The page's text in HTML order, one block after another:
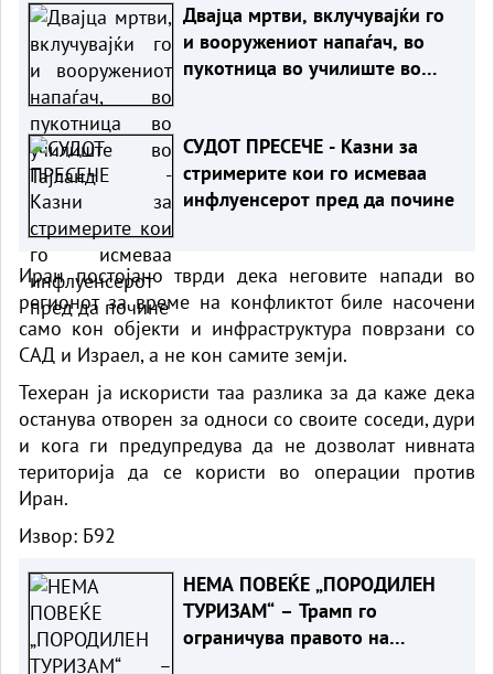
Двајца мртви, вклучувајќи го
и вооружениот напаѓач, во
пукотница во училиште во
СУДОТ ПРЕСЕЧЕ - Казни за
стримерите кои го исмеваа
инфлуенсерот пред да почине
Иран постојано тврди дека неговите напади во
регионот за време на конфликтот биле насочени
само кон објекти и инфраструктура поврзани со
САД и Израел, а не кон самите земји.
Техеран ја искористи таа разлика за да каже дека
останува отворен за односи со своите соседи, дури
и кога ги предупредува да не дозволат нивната
територија да се користи во операции против
Иран.
Извор: Б92
НЕМА ПОВЕЌЕ „ПОРОДИЛЕН
ТУРИЗАМ“ – Трамп го
ограничува правото на